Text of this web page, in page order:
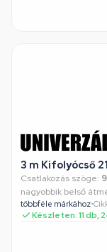
3 m Kifolyócső
Csatlakozás szöge:
nagyobbik belső
többféle márkához•
Készleten: 11 db,